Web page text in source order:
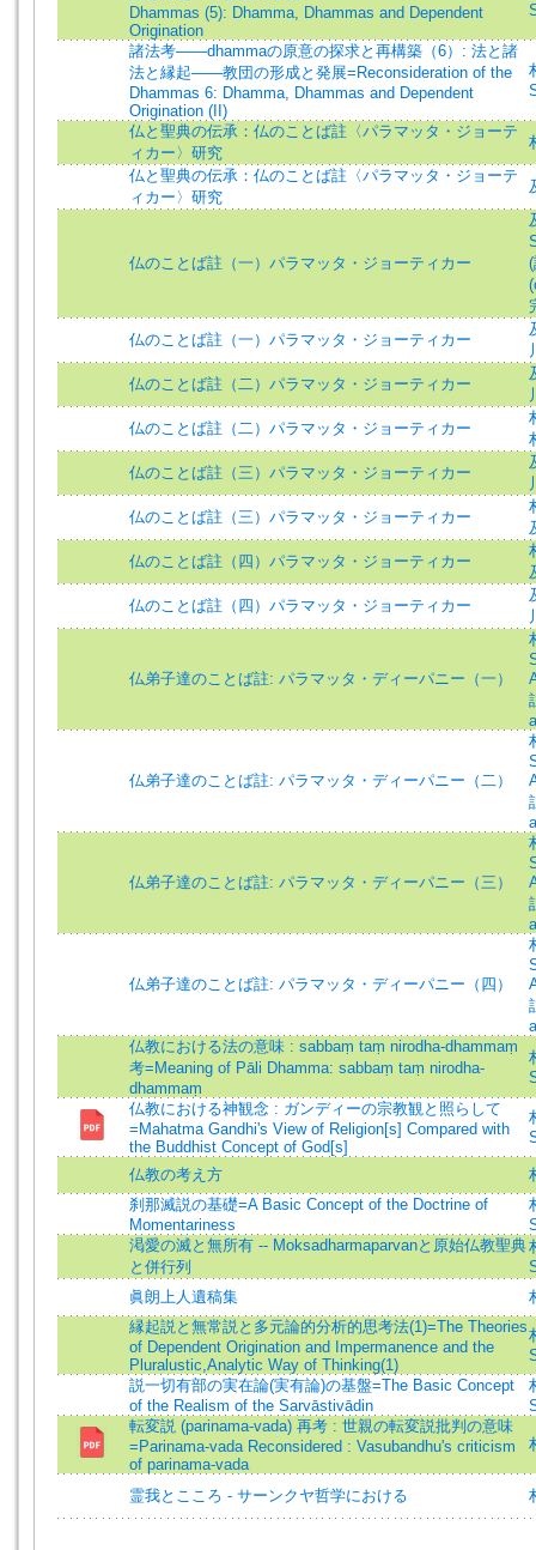
Dhammas (5): Dhamma, Dhammas and Dependent
Origination
諸法考――dhammaの原意の探求と再構築（6）: 法と諸
法と縁起――教団の形成と発展=Reconsideration of the
Dhammas 6: Dhamma, Dhammas and Dependent
Origination (II)
仏と聖典の伝承：仏のことば註〈パラマッタ・ジョーテ
ィカー〉研究
仏と聖典の伝承：仏のことば註〈パラマッタ・ジョーテ
ィカー〉研究
仏のことば註（一）パラマッタ・ジョーティカー
仏のことば註（一）パラマッタ・ジョーティカー
仏のことば註（二）パラマッタ・ジョーティカー
仏のことば註（二）パラマッタ・ジョーティカー
仏のことば註（三）パラマッタ・ジョーティカー
仏のことば註（三）パラマッタ・ジョーティカー
仏のことば註（四）パラマッタ・ジョーティカー
仏のことば註（四）パラマッタ・ジョーティカー
仏弟子達のことば註: パラマッタ・ディーパニー（一）
仏弟子達のことば註: パラマッタ・ディーパニー（二）
仏弟子達のことば註: パラマッタ・ディーパニー（三）
仏弟子達のことば註: パラマッタ・ディーパニー（四）
仏教における法の意味 : sabbaṃ taṃ nirodha-dhammaṃ
考=Meaning of Pāli Dhamma: sabbaṃ taṃ nirodha-
dhammaṃ
仏教における神観念 : ガンディーの宗教観と照らして
=Mahatma Gandhi's View of Religion[s] Compared with
the Buddhist Concept of God[s]
仏教の考え方
刹那滅説の基礎=A Basic Concept of the Doctrine of
Momentariness
渇愛の滅と無所有 -- Moksadharmaparvanと原始仏教聖典
と併行列
眞朗上人遺稿集
縁起説と無常説と多元論的分析的思考法(1)=The Theories
of Dependent Origination and Impermanence and the
Pluralustic,Analytic Way of Thinking(1)
説一切有部の実在論(実有論)の基盤=The Basic Concept
of the Realism of the Sarvāstivādin
転変説 (parinama-vada) 再考 : 世親の転変説批判の意味
=Parinama-vada Reconsidered : Vasubandhu's criticism
of parinama-vada
霊我とこころ - サーンクヤ哲学における